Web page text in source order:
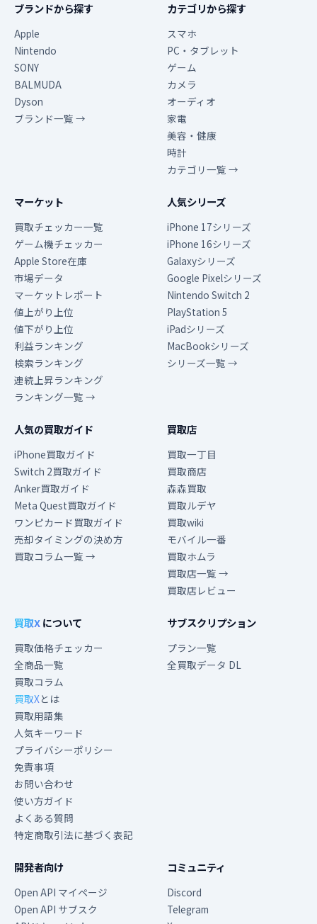
ブランドから探す
Apple
Nintendo
SONY
BALMUDA
Dyson
ブランド一覧 →
カテゴリから探す
スマホ
PC・タブレット
ゲーム
カメラ
オーディオ
家電
美容・健康
時計
カテゴリ一覧 →
マーケット
買取チェッカー一覧
ゲーム機チェッカー
Apple Store在庫
市場データ
マーケットレポート
値上がり上位
値下がり上位
利益ランキング
検索ランキング
連続上昇ランキング
ランキング一覧 →
人気シリーズ
iPhone 17シリーズ
iPhone 16シリーズ
Galaxyシリーズ
Google Pixelシリーズ
Nintendo Switch 2
PlayStation 5
iPadシリーズ
MacBookシリーズ
シリーズ一覧 →
人気の買取ガイド
iPhone買取ガイド
Switch 2買取ガイド
Anker買取ガイド
Meta Quest買取ガイド
ワンピカード買取ガイド
売却タイミングの決め方
買取コラム一覧 →
買取店
買取一丁目
買取商店
森森買取
買取ルデヤ
買取wiki
モバイル一番
買取ホムラ
買取店一覧 →
買取店レビュー
買取Xについて
買取価格チェッカー
全商品一覧
買取コラム
買取Xとは
買取用語集
人気キーワード
プライバシーポリシー
免責事項
お問い合わせ
使い方ガイド
よくある質問
特定商取引法に基づく表記
サブスクリプション
プラン一覧
全買取データ DL
開発者向け
Open API マイページ
Open API サブスク
コミュニティ
Discord
Telegram